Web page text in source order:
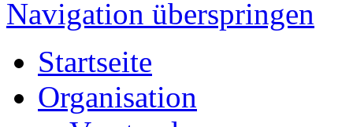
Navigation überspringen
Startseite
Organisation